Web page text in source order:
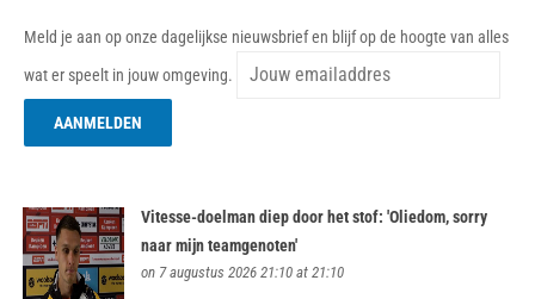
Meld je aan op onze dagelijkse nieuwsbrief en blijf op de hoogte van alles
wat er speelt in jouw omgeving.
Vitesse-doelman diep door het stof: 'Oliedom, sorry
naar mijn teamgenoten'
on 7 augustus 2026 21:10 at 21:10